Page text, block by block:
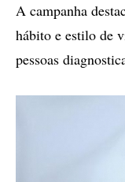
A campanha
hábito e estilo de
pessoas